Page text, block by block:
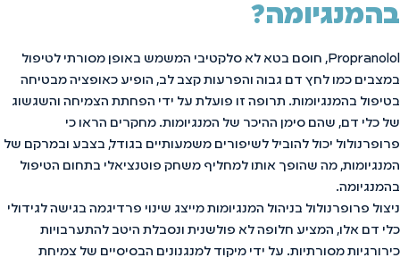
בהמנגיומה?
Propranolol, חוסם בטא לא סלקטיבי המשמש באופן מסורתי לטיפול
במצבים כמו לחץ דם גבוה והפרעות קצב לב, הופיע כאופציה מבטיחה
בטיפול בהמנגיומות. תרופה זו פועלת על ידי הפחתת הצמיחה והשגשוג
של כלי דם, שהם סימן ההיכר של המנגיומות. מחקרים הראו כי
פרופרנולול יכול להוביל לשיפורים משמעותיים בגודל, בצבע ובמרקם של
המנגיומות, מה שהופך אותו למחליף משחק פוטנציאלי בתחום הטיפול
בהמנגיומה.
ניצול פרופרנולול בניהול המנגיומות מייצג שינוי פרדיגמה בגישה לגידולי
כלי דם אלו, המציע חלופה לא פולשנית ונסבלת היטב להתערבויות
כירורגיות מסורתיות. על ידי מיקוד למנגנונים הבסיסיים של צמיחת